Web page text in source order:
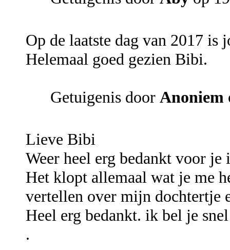
Op de laatste dag van 2017
Helemaal goed gezien Bibi.
Getuigenis door Anoniem
Lieve Bibi
Weer heel erg bedankt voor je
Het klopt allemaal wat je me
vertellen over mijn dochtertje
Heel erg bedankt. ik bel je
.